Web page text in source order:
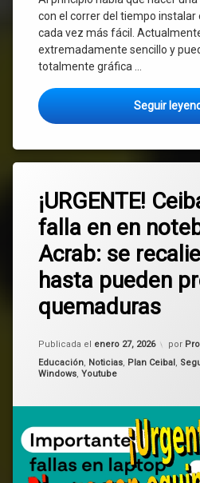
con el correr del tiempo instalar
cada vez más fácil.
extremadamente sencillo y
totalmente gráfica …
Seguir
¡URGENTE!
falla en en
Acrab: se
hasta pueden
quemaduras
Publicada el enero 27, 2026 por
Categorías:
Educación, Noticias, Plan Ceibal ,
Windows, Youtube
2025
Acrab
Ceibal
recalentar
un
comentario
en
¡URGENTE!
Ceibal
alerta
por
en
en
se
recalientan
hasta
producir
quemaduras